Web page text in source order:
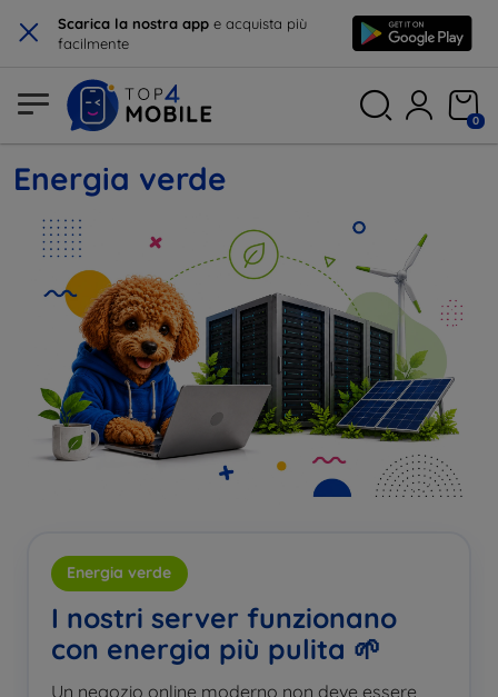
× Scarica la nostra app e acquista più
facilmente
0
Energia verde
Energia verde
I nostri server funzionano
con energia più pulita 🌱
Un negozio online moderno non deve essere